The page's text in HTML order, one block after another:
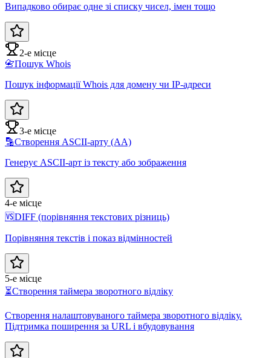
Випадково обирає одне зі списку чисел, імен тощо
2-е місце
📇Пошук Whois
Пошук інформації Whois для домену чи IP-адреси
3-е місце
🔡Створення ASCII-арту (AA)
Генерує ASCII-арт із тексту або зображення
4-е місце
🆚DIFF (порівняння текстових різниць)
Порівняння текстів і показ відмінностей
5-е місце
⏳Створення таймера зворотного відліку
Створення налаштовуваного таймера зворотного відліку.
Підтримка поширення за URL і вбудовування